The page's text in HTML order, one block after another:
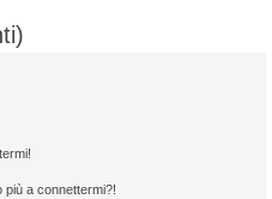
più a connettermi?!